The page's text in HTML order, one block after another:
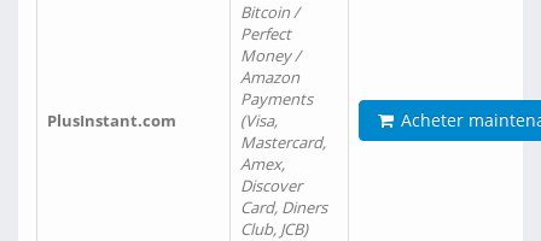
PlusInstant.com
Bitcoin /
Perfect
Money /
Amazon
Payments
(Visa,
Mastercard,
Amex,
Discover
Card, Diners
Club, JCB)
Acheter